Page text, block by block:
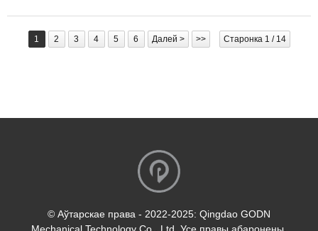
1 2 3 4 5 6 Далей > >> Старонка 1 / 14
© Аўтарскае права - 2022-2025: Qingdao GODN
Mechanical Technology Co., Ltd. Усе правы абаронены.